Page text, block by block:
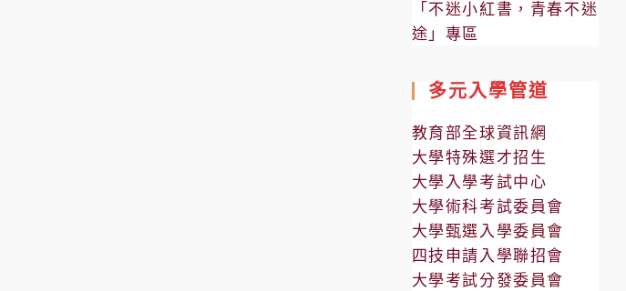
「不迷小紅書，青春不迷
途」專區
多元入學管道
教育部全球資訊網
大學特殊選才招生
大學入學考試中心
大學術科考試委員會
大學甄選入學委員會
四技申請入學聯招會
大學考試分發委員會